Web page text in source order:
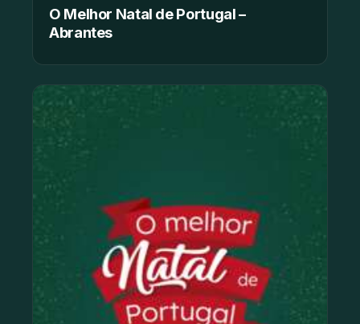
O Melhor Natal de Portugal –
Abrantes